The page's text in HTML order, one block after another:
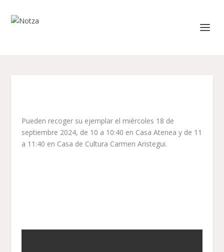
Pueden recoger su ejemplar el miércoles 18 de
septiembre 2024, de 10 a 10:40 en Casa Atenea y de 11
a 11:40 en Casa de Cultura Carmen Aristegui.